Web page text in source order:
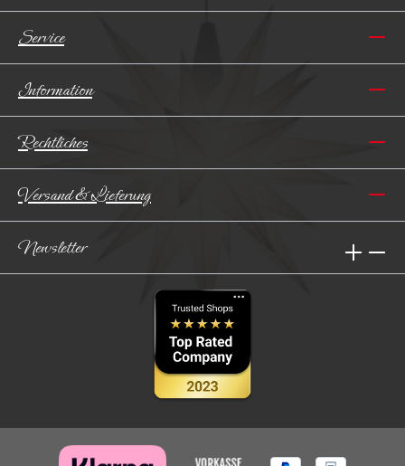
Service
Information
Rechtliches
Versand & Lieferung
Newsletter